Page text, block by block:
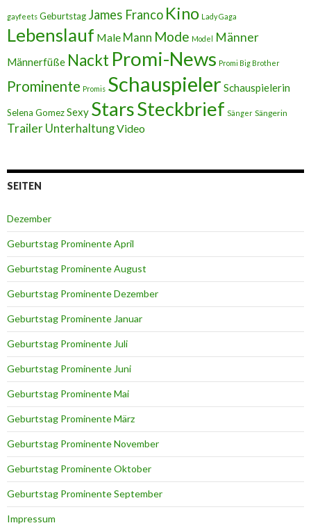
gayfeets Geburtstag James Franco Kino Lady Gaga
Lebenslauf Male Mann Mode Model Männer
Männerfüße Nackt Promi-News Promi Big Brother
Prominente Promis Schauspieler Schauspielerin
Selena GomezSexy StarsSteckbrief Sänger Sängerin
Trailer UnterhaltungVideo
SEITEN
Dezember
Geburtstag Prominente April
Geburtstag Prominente August
Geburtstag Prominente Dezember
Geburtstag Prominente Januar
Geburtstag Prominente Juli
Geburtstag Prominente Juni
Geburtstag Prominente Mai
Geburtstag Prominente März
Geburtstag Prominente November
Geburtstag Prominente Oktober
Geburtstag Prominente September
Impressum